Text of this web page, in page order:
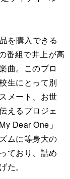
を購入できる
番組で井上が高
曲。このプロ
生にとって別
メート、お世
えるプロジェ
Dear One」
ムに等身大の
ており、詰め
。